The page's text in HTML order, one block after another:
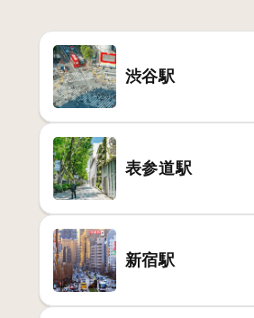
渋谷駅
表参道駅
新宿駅